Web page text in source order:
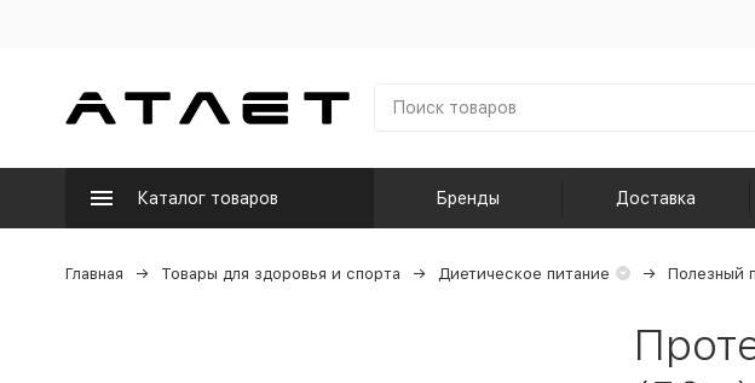
Каталог товаров Бренды Доставка
Главная Товары для здоровья и спорта Диетическое питание Полезный